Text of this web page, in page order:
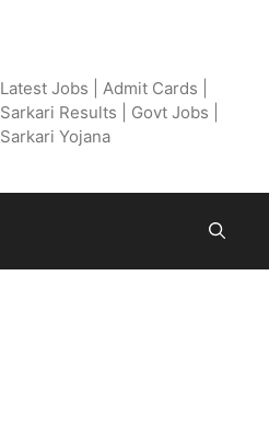
Latest Jobs | Admit Cards |
Sarkari Results | Govt Jobs |
Sarkari Yojana